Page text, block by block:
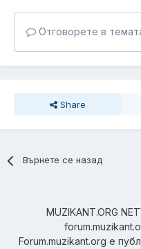
Отговорете в
Share
Върнете се назад
MUZIKANT.ORG
Forum.muzikant.org е